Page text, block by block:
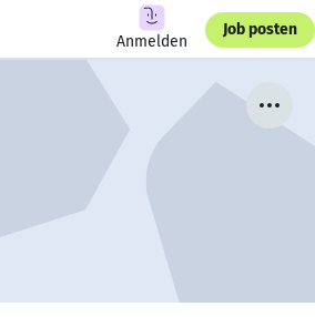
Anmelden
Job posten